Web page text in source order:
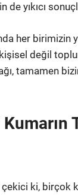
de yıkıcı
her birimizin
değil
tamamen
ki, birçok